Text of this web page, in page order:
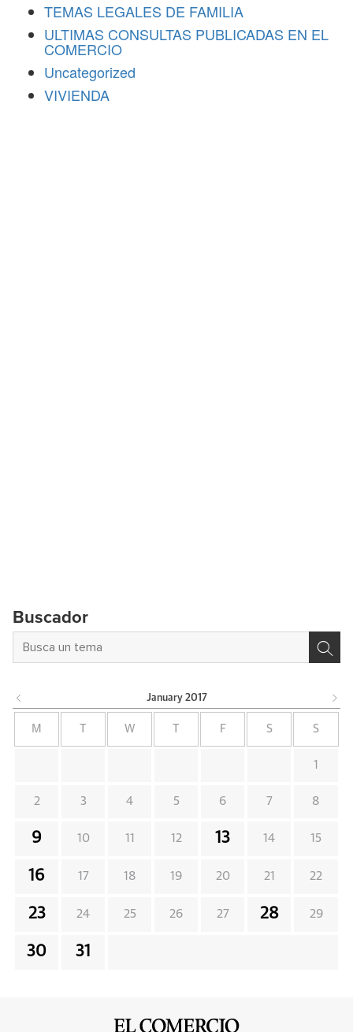
TEMAS LEGALES DE FAMILIA
ULTIMAS CONSULTAS PUBLICADAS EN EL
COMERCIO
Uncategorized
VIVIENDA
Buscador
January 2017
M W F S S
1
2 3 4 5 6 7 8
9 10 11 12 13 14 15
16 17 18 19 20 21 22
23 24 25 26 27 28 29
30 31